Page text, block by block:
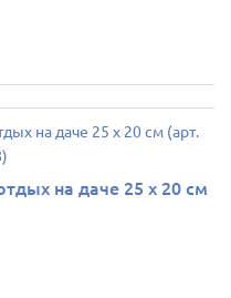
на даче 25 х 20 см